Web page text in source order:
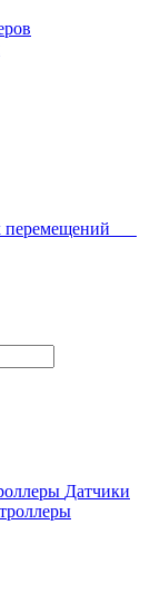
перемещений
Датчики